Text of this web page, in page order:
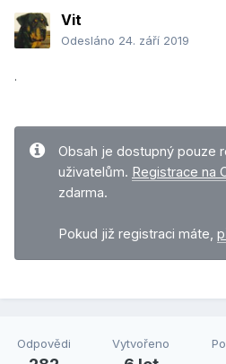
Vit
Odesláno 24. září 2019
.
Obsah je dostupný pouze
uživatelům. Registrace na
zdarma.
Pokud již registraci máte,
Odpovědi Vytvořeno